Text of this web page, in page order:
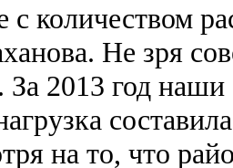
с количеством
Не зря
2013 год
на то, что